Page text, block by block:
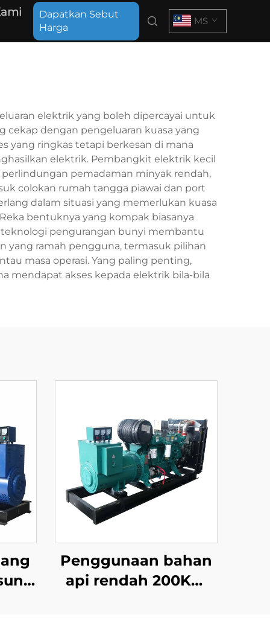
Dapatkan Sebut
Harga
MS
elektrik yang boleh dipercayai untuk
dengan pengeluaran kuasa yang
yang ringkas tetapi berkesan di mana
elektrik. Pembangkit elektrik kecil
pemadaman minyak rendah,
colokan rumah tangga piawai dan port
dalam situasi yang memerlukan kuasa
bentuknya yang kompak biasanya
pengurangan bunyi membantu
yang ramah pengguna, termasuk pilihan
masa operasi. Yang paling penting,
mendapat akses kepada elektrik bila-bila
Penggunaan bahan
api rendah 200KW